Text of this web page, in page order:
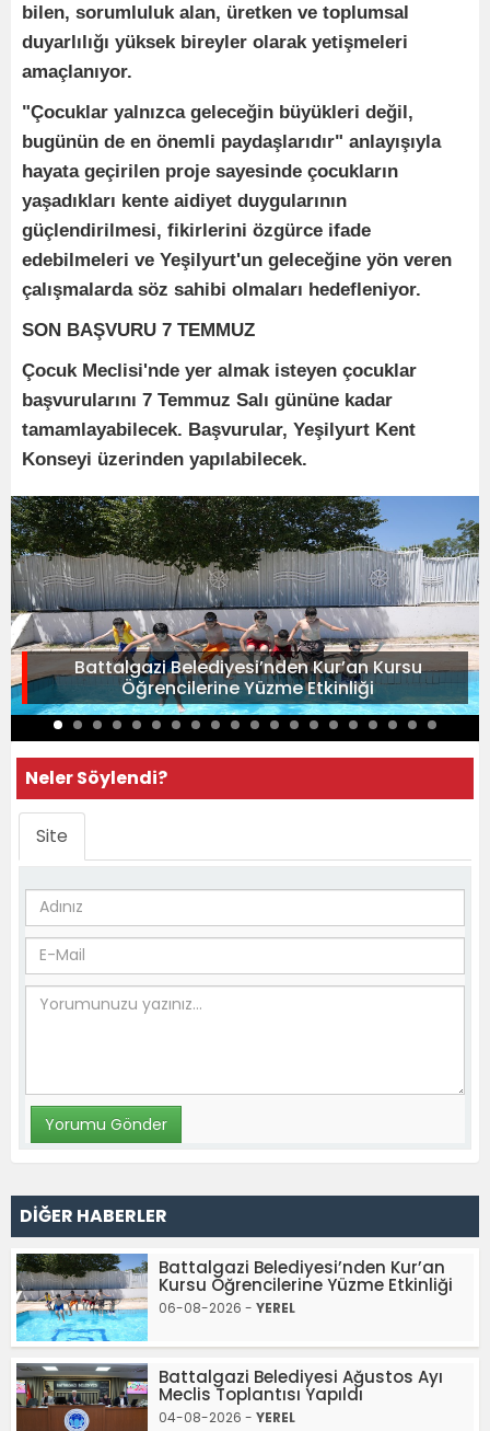
bilen, sorumluluk alan, üretken ve toplumsal
duyarlılığı yüksek bireyler olarak yetişmeleri
amaçlanıyor.
"Çocuklar yalnızca geleceğin büyükleri değil,
bugünün de en önemli paydaşlarıdır" anlayışıyla
hayata geçirilen proje sayesinde çocukların
yaşadıkları kente aidiyet duygularının
güçlendirilmesi, fikirlerini özgürce ifade
edebilmeleri ve Yeşilyurt'un geleceğine yön veren
çalışmalarda söz sahibi olmaları hedefleniyor.
SON BAŞVURU 7 TEMMUZ
Çocuk Meclisi'nde yer almak isteyen çocuklar
başvurularını 7 Temmuz Salı gününe kadar
tamamlayabilecek. Başvurular, Yeşilyurt Kent
Konseyi üzerinden yapılabilecek.
Battalgazi Belediyesi’nden Kur’an Kursu
Öğrencilerine Yüzme Etkinliği
Neler Söylendi?
Site
DİĞER HABERLER
Battalgazi Belediyesi’nden Kur’an
Kursu Öğrencilerine Yüzme Etkinliği
06-08-2026 - YEREL
Battalgazi Belediyesi Ağustos Ayı
Meclis Toplantısı Yapıldı
04-08-2026 - YEREL